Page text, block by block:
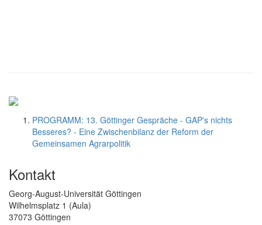
PROGRAMM: 13. Göttinger Gespräche - GAP's nichts
Besseres? - Eine Zwischenbilanz der Reform der
Gemeinsamen Agrarpolitik
Kontakt
Georg-August-Universität Göttingen
Wilhelmsplatz 1 (Aula)
37073 Göttingen